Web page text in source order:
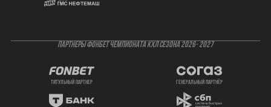
ПАРТНЕРЫ ФОНБЕТ ЧЕМПИОНАТА КХЛ СЕЗОНА 2026- 2027
титульный партнер генеральный партнёр